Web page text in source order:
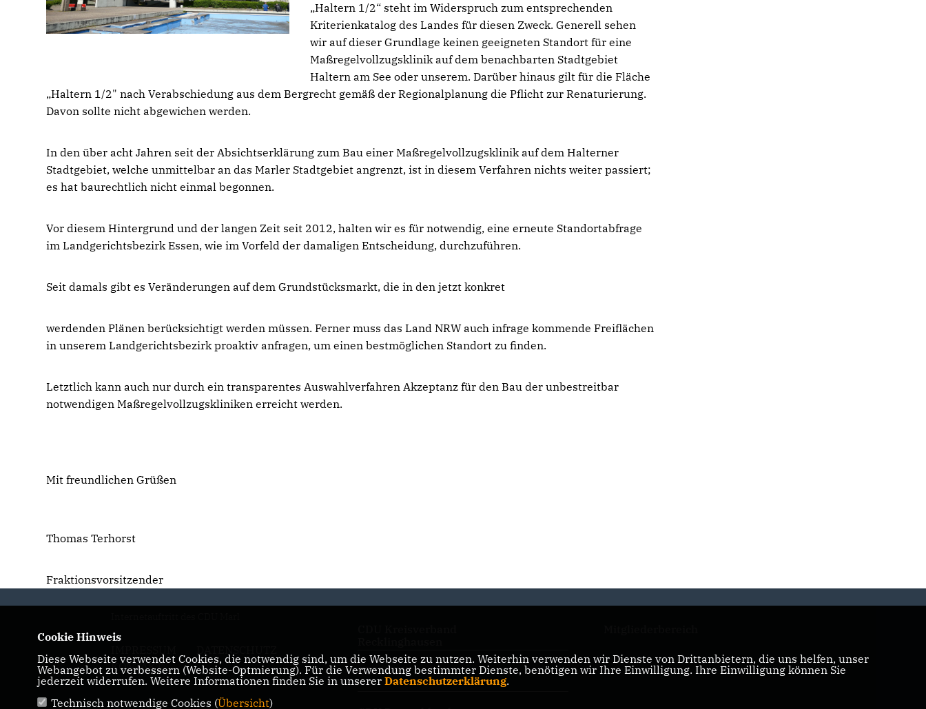
Haltern 1/2“ steht im Widerspruch zum entsprechenden
Kriterienkatalog des Landes für diesen Zweck. Generell sehen
wir auf dieser Grundlage keinen geeigneten Standort für eine
Maßregelvollzugsklinik auf dem benachbarten Stadtgebiet
Haltern am See oder unserem. Darüber hinaus gilt für die Fläche
Haltern 1/2" nach Verabschiedung aus dem Bergrecht gemäß der Regionalplanung die Pflicht zur Renaturierung.
Davon sollte nicht abgewichen werden.
In den über acht Jahren seit der Absichtserklärung zum Bau einer Maßregelvollzugsklinik auf dem Halterner
Stadtgebiet, welche unmittelbar an das Marler Stadtgebiet angrenzt, ist in diesem Verfahren nichts weiter passiert;
es hat baurechtlich nicht einmal begonnen.
Vor diesem Hintergrund und der langen Zeit seit 2012, halten wir es für notwendig, eine erneute Standortabfrage
im Landgerichtsbezirk Essen, wie im Vorfeld der damaligen Entscheidung, durchzuführen.
Seit damals gibt es Veränderungen auf dem Grundstücksmarkt, die in den jetzt konkret
werdenden Plänen berücksichtigt werden müssen. Ferner muss das Land NRW auch infrage kommende Freiflächen
in unserem Landgerichtsbezirk proaktiv anfragen, um einen bestmöglichen Standort zu finden.
Letztlich kann auch nur durch ein transparentes Auswahlverfahren Akzeptanz für den Bau der unbestreitbar
notwendigen Maßregelvollzugskliniken erreicht werden.
Mit freundlichen Grüßen
Thomas Terhorst
Fraktionsvorsitzender
KONTAKT
CDU NRW
Cookie Hinweis
Diese Webseite verwendet Cookies, die notwendig sind, um die Webseite zu nutzen. Weiterhin verwenden wir Dienste von Drittanbietern, die uns helfen, unser
Webangebot zu verbessern (Website-Optmierung). Für die Verwendung bestimmter Dienste, benötigen wir Ihre Einwilligung. Ihre Einwilligung können Sie
jederzeit widerrufen. Weitere Informationen finden Sie in unserer Datenschutzerklärung.
Technisch notwendige Cookies (Übersicht)